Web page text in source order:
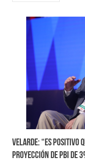
Velarde: “Es positivo
proyección de PBI de